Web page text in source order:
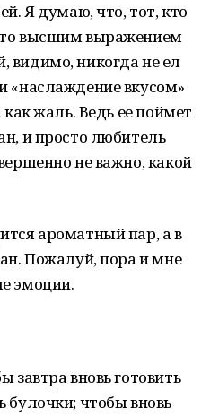
Я думаю, что, тот, кто
высшим выражением
видимо, никогда не ел
«наслаждение вкусом»
жаль. Ведь ее поймет
и просто любитель
не важно, какой
ароматный пар, а в
Пожалуй, пора и мне
эмоции.
завтра вновь готовить
булочки; чтобы вновь